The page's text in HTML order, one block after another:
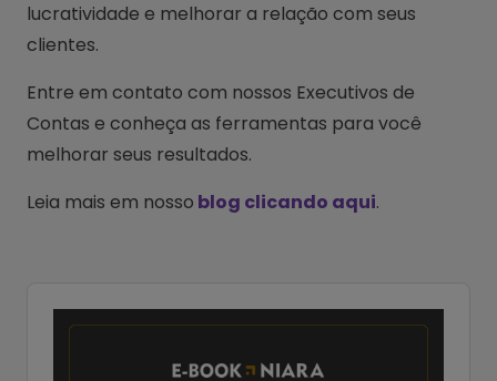
lucratividade e melhorar a relação com seus
clientes.
Entre em contato com nossos Executivos de
Contas e conheça as ferramentas para você
melhorar seus resultados.
Leia mais em nosso blog clicando aqui.